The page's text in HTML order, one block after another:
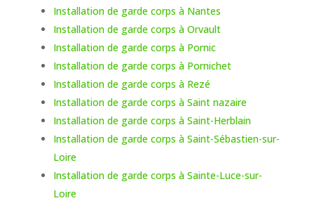
Installation de garde corps à Nantes
Installation de garde corps à Orvault
Installation de garde corps à Pornic
Installation de garde corps à Pornichet
Installation de garde corps à Rezé
Installation de garde corps à Saint nazaire
Installation de garde corps à Saint-Herblain
Installation de garde corps à Saint-Sébastien-sur-
Loire
Installation de garde corps à Sainte-Luce-sur-
Loire